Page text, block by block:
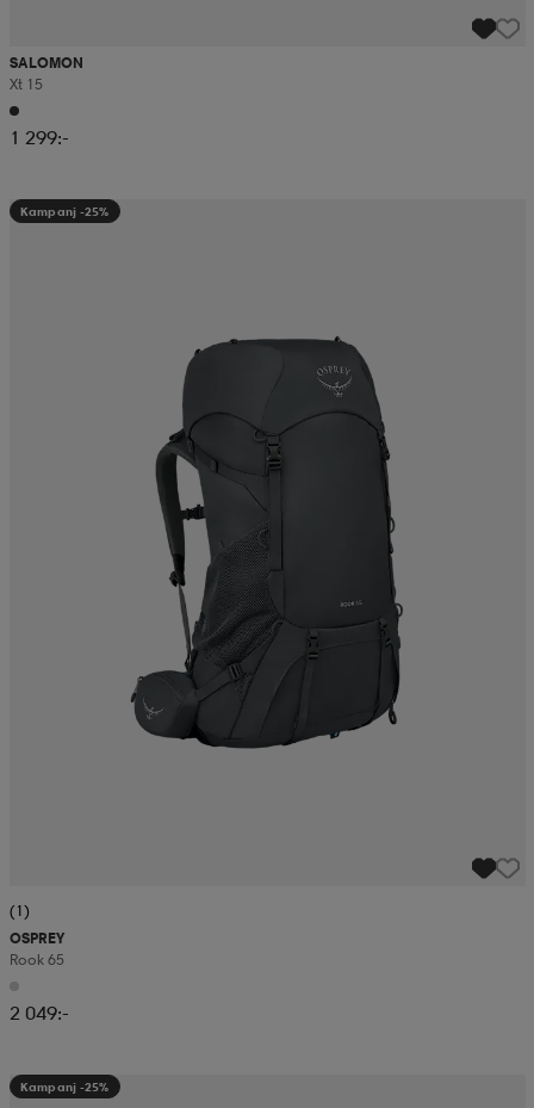
SALOMON
Xt 15
1 299:-
Kampanj -25%
(1)
OSPREY
Rook 65
2 049:-
Kampanj -25%